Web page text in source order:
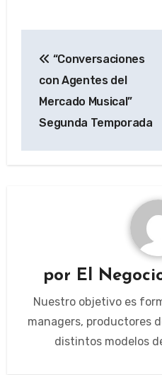
de
entradas
“Conversaciones
con Agentes del
Mercado Musical”
Segunda Temporada
por El
Nuestro objetivo es
managers, productores
distintos modelos